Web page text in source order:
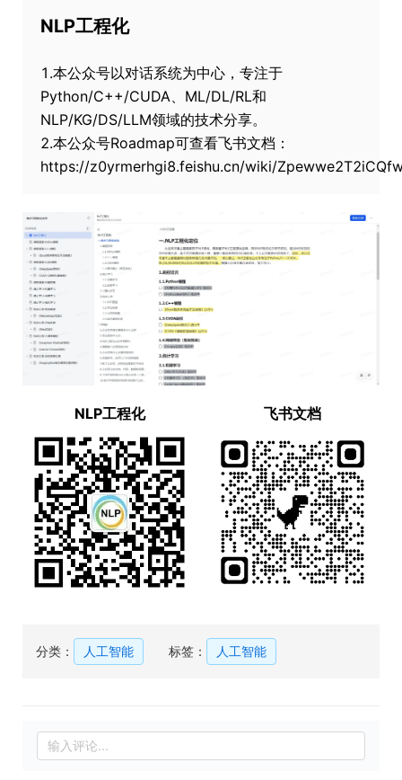
NLP工程化
1.本公众号以对话系统为中心，专注于
Python/C++/CUDA、ML/DL/RL和
NLP/KG/DS/LLM领域的技术分享。
2.本公众号Roadmap可查看飞书文档：
https://z0yrmerhgi8.feishu.cn/wiki/
NLP工程化 飞书文档
分类： 人工智能 标签： 人工智能